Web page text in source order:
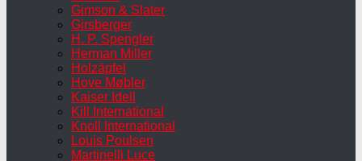
Gimson & Slater
Girsberger
H. P. Spengler
Herman Miller
Holzäpfel
Hove Møbler
Kaiser Idell
Kill International
Knoll International
Louis Poulsen
Martinelli Luce